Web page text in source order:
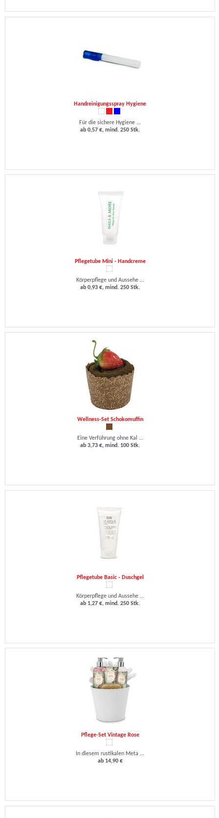
Handreinigungsspray Hygiene
Für die sichere Hygiene ...
ab 0,57 €, mind. 250 Stk.
Pflegetube Mini - Handcreme
Körperpflege und Aussehe ...
ab 0,93 €, mind. 250 Stk.
Wellness-Set Schokomuffin
Eine Verführung ohne Kal ...
ab 3,73 €, mind. 100 Stk.
Pflegetube Basic - Duschgel
Körperpflege und Aussehe ...
ab 1,27 €, mind. 250 Stk.
Pflege-Set Vintage Rose
In diesem rustikalen Meta ...
ab 14,90 €